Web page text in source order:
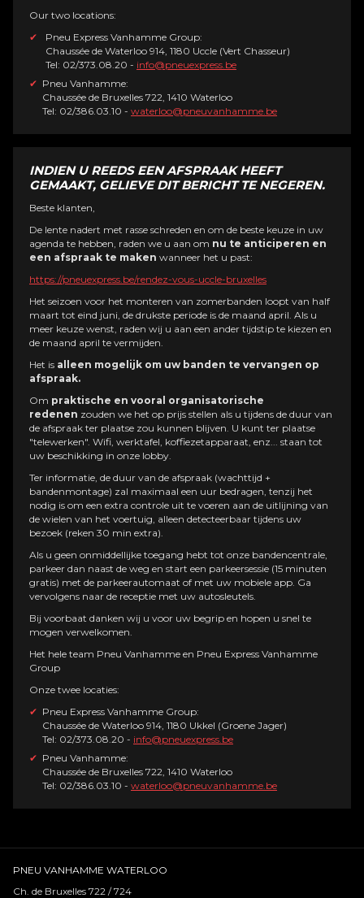
Our two locations:
Pneu Express Vanhamme Group:
Chaussée de Waterloo 914, 1180 Uccle (Vert Chasseur)
Tel: 02/373.08.20 - info@pneuexpress.be
Pneu Vanhamme:
Chaussée de Bruxelles 722, 1410 Waterloo
Tel: 02/386.03.10 - waterloo@pneuvanhamme.be
INDIEN U REEDS EEN AFSPRAAK HEEFT
GEMAAKT, GELIEVE DIT BERICHT TE NEGEREN.
Beste klanten,
De lente nadert met rasse schreden en om de beste keuze in uw
agenda te hebben, raden we u aan om nu te anticiperen en
een afspraak te maken wanneer het u past:
https://pneuexpress.be/rendez-vous-uccle-bruxelles
Het seizoen voor het monteren van zomerbanden loopt van half
maart tot eind juni, de drukste periode is de maand april. Als u
meer keuze wenst, raden wij u aan een ander tijdstip te kiezen en
de maand april te vermijden.
Het is alleen mogelijk om uw banden te vervangen op
afspraak.
Om praktische en vooral organisatorische
redenen zouden we het op prijs stellen als u tijdens de duur van
de afspraak ter plaatse zou kunnen blijven. U kunt ter plaatse
"telewerken". Wifi, werktafel, koffiezetapparaat, enz... staan ​​tot
uw beschikking in onze lobby.
Ter informatie, de duur van de afspraak (wachttijd +
bandenmontage) zal maximaal een uur bedragen, tenzij het
nodig is om een ​​extra controle uit te voeren aan de uitlijning van
de wielen van het voertuig, alleen detecteerbaar tijdens uw
bezoek (reken 30 min extra).
Als u geen onmiddellijke toegang hebt tot onze bandencentrale,
parkeer dan naast de weg en start een parkeersessie (15 minuten
gratis) met de parkeerautomaat of met uw mobiele app. Ga
vervolgens naar de receptie met uw autosleutels.
Bij voorbaat danken wij u voor uw begrip en hopen u snel te
mogen verwelkomen.
Het hele team Pneu Vanhamme en Pneu Express Vanhamme
Group
Onze twee locaties:
Pneu Express Vanhamme Group:
Chaussée de Waterloo 914, 1180 Ukkel (Groene Jager)
Tel: 02/373.08.20 - info@pneuexpress.be
Pneu Vanhamme:
Chaussée de Bruxelles 722, 1410 Waterloo
Tel: 02/386.03.10 - waterloo@pneuvanhamme.be
PNEU VANHAMME WATERLOO
Ch. de Bruxelles 722 / 724